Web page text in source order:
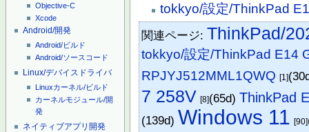
Objective-C
Xcode
Android/開発
Android/ビルド
Android/ソースコード
Linux/デバイスドライバ
Linuxカーネル/ビルド
カーネルモジュール/開
発
ネイティブアプリ開発
tokkyo/設定/ThinkPad
関連ページ: ThinkPad/
tokkyo/設定/ThinkPad E14
RPJYJ512MML1QWQ [1]
7 258V [8](65d)ThinkPad
(139d) Windows 11 [90]